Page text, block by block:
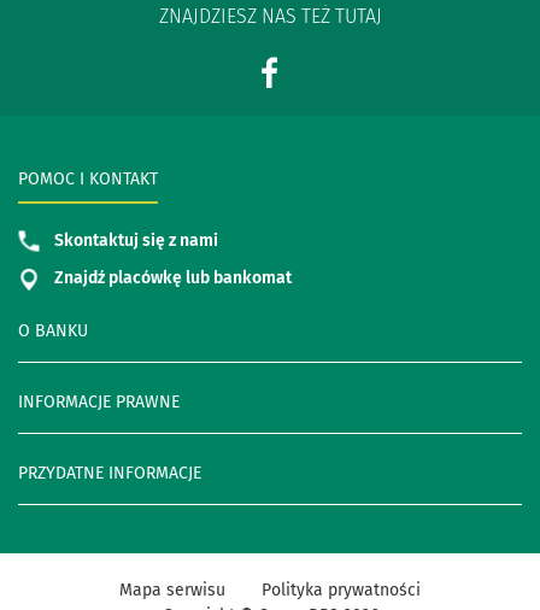
ZNAJDZIESZ NAS TEŻ TUTAJ
O BANKU
INFORMACJE PRAWNE
PRZYDATNE INFORMACJE
POMOC I KONTAKT
Skontaktuj się z nami
Znajdź placówkę lub bankomat
Mapa serwisu
Polityka prywatności